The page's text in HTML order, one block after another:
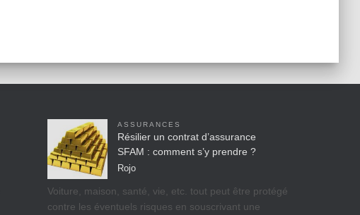
ASSURANCES
Résilier un contrat d’assurance
SFAM : comment s’y prendre ?
Rojo
Voiture, maison, santé, vie, etc. tout peut être protégé
contre les éventuels risques en souscrivant une